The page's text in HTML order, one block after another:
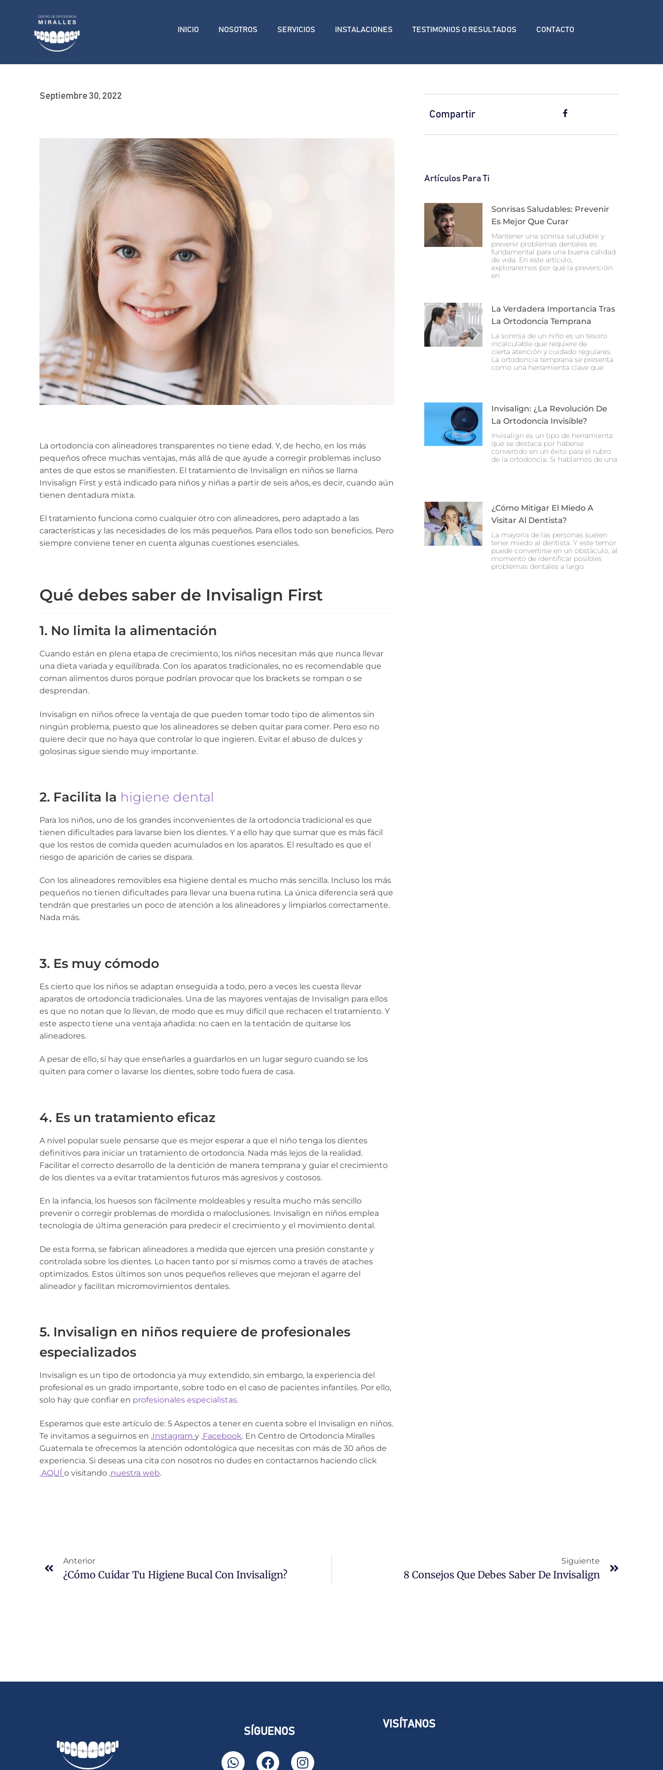
INICIO NOSOTROS SERVICIOS INSTALACIONES TESTIMONIOS O RESULTADOS CONTACTO
Septiembre 30, 2022
La ortodoncia con alineadores transparentes no tiene edad. Y, de hecho, en los más
pequeños ofrece muchas ventajas, más allá de que ayude a corregir problemas incluso
antes de que estos se manifiesten. El tratamiento de Invisalign en niños se llama
Invisalign First y está indicado para niños y niñas a partir de seis años, es decir, cuando aún
tienen dentadura mixta.
El tratamiento funciona como cualquier otro con alineadores, pero adaptado a las
características y las necesidades de los más pequeños. Para ellos todo son beneficios. Pero
siempre conviene tener en cuenta algunas cuestiones esenciales.
Qué debes saber de Invisalign First
1. No limita la alimentación
Cuando están en plena etapa de crecimiento, los niños necesitan más que nunca llevar
una dieta variada y equilibrada. Con los aparatos tradicionales, no es recomendable que
coman alimentos duros porque podrían provocar que los brackets se rompan o se
desprendan.
Invisalign en niños ofrece la ventaja de que pueden tomar todo tipo de alimentos sin
ningún problema, puesto que los alineadores se deben quitar para comer. Pero eso no
quiere decir que no haya que controlar lo que ingieren. Evitar el abuso de dulces y
golosinas sigue siendo muy importante.
2. Facilita la higiene dental
Para los niños, uno de los grandes inconvenientes de la ortodoncia tradicional es que
tienen dificultades para lavarse bien los dientes. Y a ello hay que sumar que es más fácil
que los restos de comida queden acumulados en los aparatos. El resultado es que el
riesgo de aparición de caries se dispara.
Con los alineadores removibles esa higiene dental es mucho más sencilla. Incluso los más
pequeños no tienen dificultades para llevar una buena rutina. La única diferencia será que
tendrán que prestarles un poco de atención a los alineadores y limpiarlos correctamente.
Nada más.
3. Es muy cómodo
Es cierto que los niños se adaptan enseguida a todo, pero a veces les cuesta llevar
aparatos de ortodoncia tradicionales. Una de las mayores ventajas de Invisalign para ellos
es que no notan que lo llevan, de modo que es muy difícil que rechacen el tratamiento. Y
este aspecto tiene una ventaja añadida: no caen en la tentación de quitarse los
alineadores.
A pesar de ello, sí hay que enseñarles a guardarlos en un lugar seguro cuando se los
quiten para comer o lavarse los dientes, sobre todo fuera de casa.
4. Es un tratamiento eficaz
A nivel popular suele pensarse que es mejor esperar a que el niño tenga los dientes
definitivos para iniciar un tratamiento de ortodoncia. Nada más lejos de la realidad.
Facilitar el correcto desarrollo de la dentición de manera temprana y guiar el crecimiento
de los dientes va a evitar tratamientos futuros más agresivos y costosos.
En la infancia, los huesos son fácilmente moldeables y resulta mucho más sencillo
prevenir o corregir problemas de mordida o maloclusiones. Invisalign en niños emplea
tecnología de última generación para predecir el crecimiento y el movimiento dental.
De esta forma, se fabrican alineadores a medida que ejercen una presión constante y
controlada sobre los dientes. Lo hacen tanto por sí mismos como a través de ataches
optimizados. Estos últimos son unos pequeños relieves que mejoran el agarre del
alineador y facilitan micromovimientos dentales.
5. Invisalign en niños requiere de profesionales
especializados
Invisalign es un tipo de ortodoncia ya muy extendido, sin embargo, la experiencia del
profesional es un grado importante, sobre todo en el caso de pacientes infantiles. Por ello,
solo hay que confiar en profesionales especialistas.
Esperamos que este artículo de: 5 Aspectos a tener en cuenta sobre el Invisalign en niños.
Te invitamos a seguirnos en ,Instagram y ,Facebook. En Centro de Ortodoncia Miralles
Guatemala te ofrecemos la atención odontológica que necesitas con más de 30 años de
experiencia. Si deseas una cita con nosotros no dudes en contactarnos haciendo click
,AQUÍ o visitando ,nuestra web.
Compartir
Artículos Para Ti
Sonrisas Saludables: Prevenir
Es Mejor Que Curar
Mantener una sonrisa saludable y
prevenir problemas dentales es
fundamental para una buena calidad
de vida. En este artículo,
exploraremos por qué la prevención
en
La Verdadera Importancia Tras
La Ortodoncia Temprana
La sonrisa de un niño es un tesoro
incalculable que requiere de
cierta atención y cuidado regulares.
La ortodoncia temprana se presenta
como una herramienta clave que
Invisalign: ¿La Revolución De
La Ortodoncia Invisible?
Invisalign es un tipo de herramienta
que se destaca por haberse
convertido en un éxito para el rubro
de la ortodoncia. Si hablamos de una
¿Cómo Mitigar El Miedo A
Visitar Al Dentista?
La mayoría de las personas suelen
tener miedo al dentista. Y este temor
puede convertirse en un obstáculo, al
momento de identificar posibles
problemas dentales a largo
Anterior
¿Cómo Cuidar Tu Higiene Bucal Con Invisalign?
Siguiente
8 Consejos Que Debes Saber De Invisalign
SÍGUENOS
VISÍTANOS